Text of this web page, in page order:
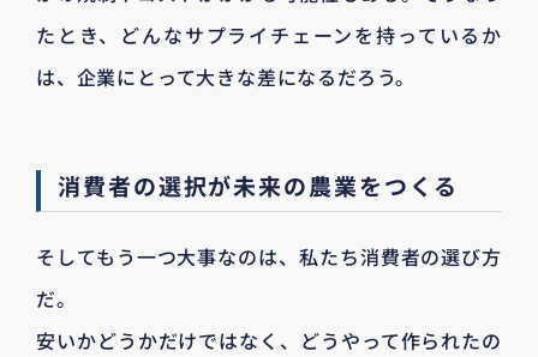
たとき、どんなサプライチェーンを持っているか
は、企業にとって大きな差になるだろう。
消費者の選択が未来の農業をつくる
そしてもう一つ大事なのは、私たち消費者の選び方
だ。
安いかどうかだけではなく、どうやって作られたの